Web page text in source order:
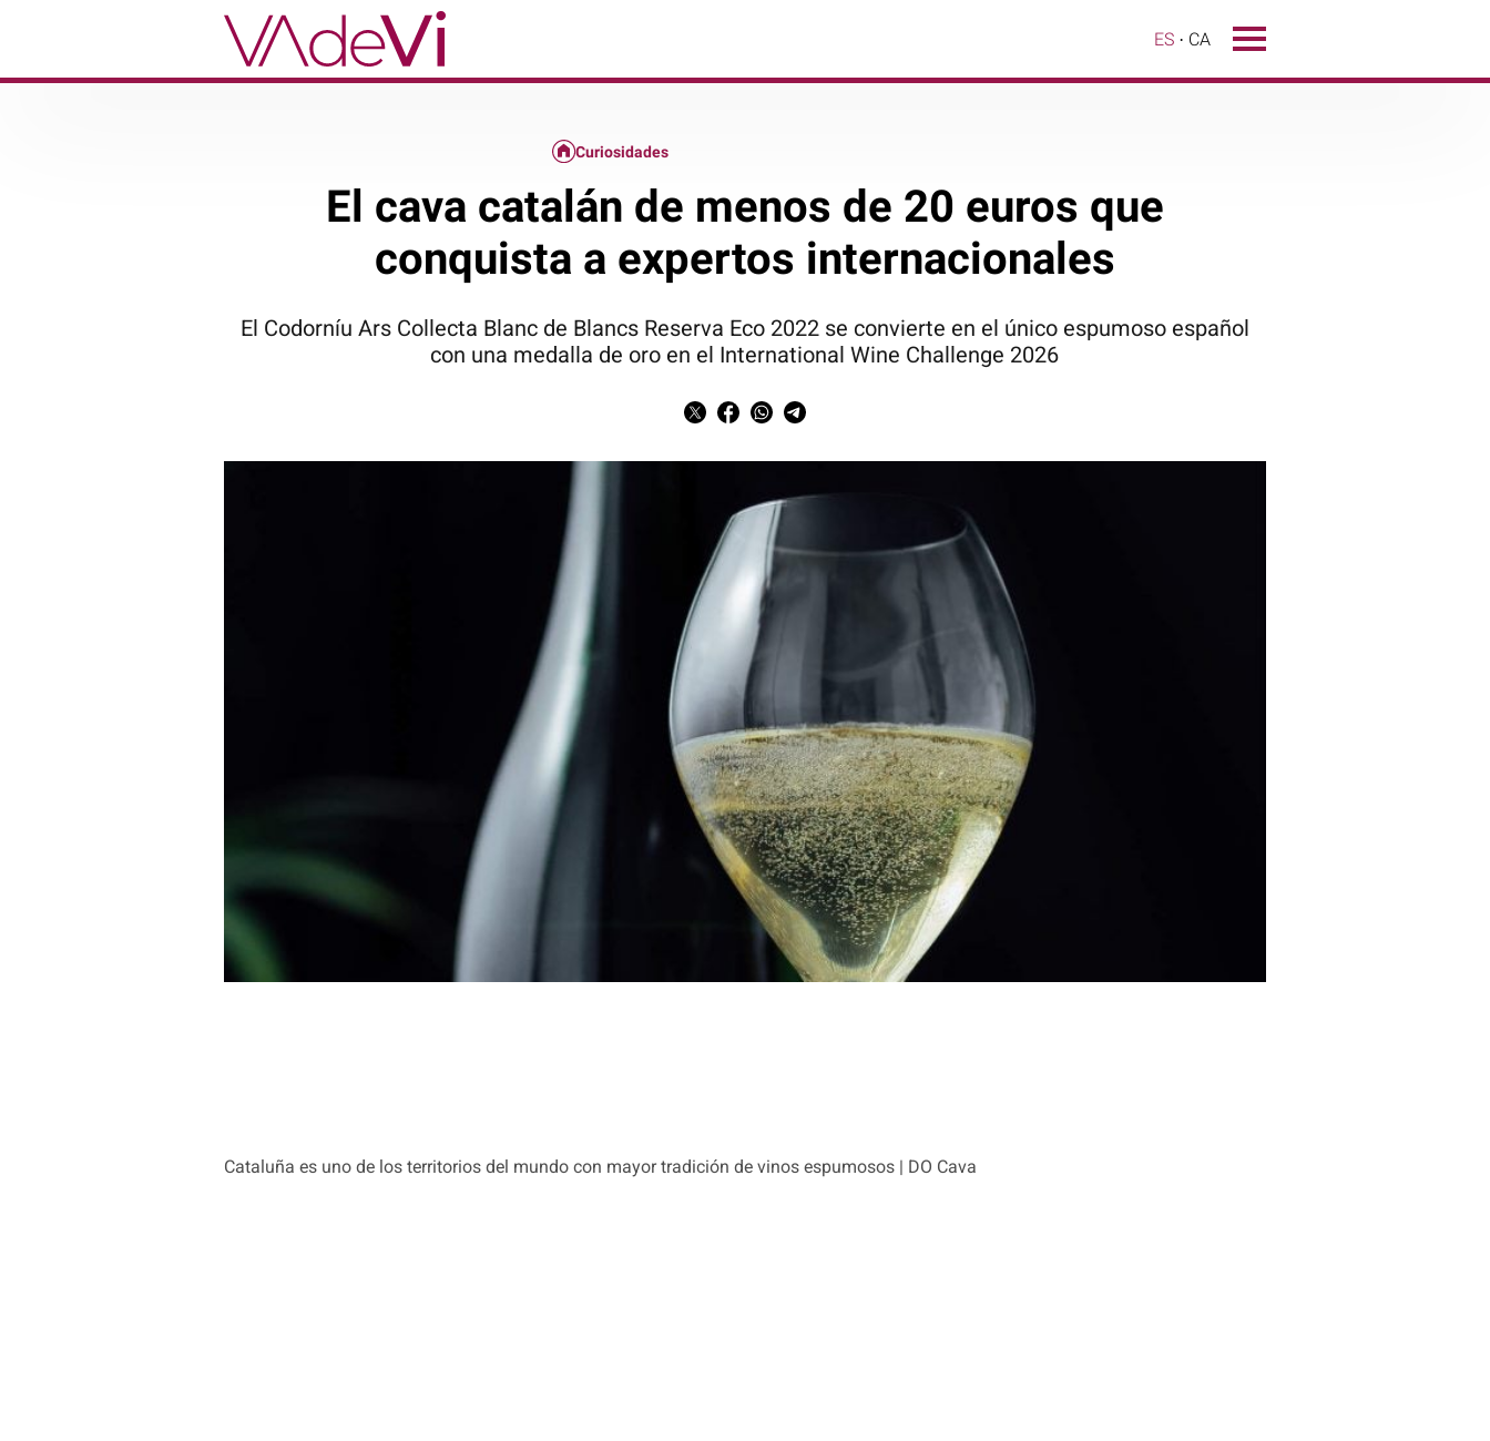
ES CA
Cataluña es uno de los territorios del mundo con mayor tradición de vinos espumosos | DO Cava
Curiosidades
El cava catalán de menos de 20 euros que
conquista a expertos internacionales
El Codorníu Ars Collecta Blanc de Blancs Reserva Eco 2022 se convierte en el único espumoso español
con una medalla de oro en el International Wine Challenge 2026